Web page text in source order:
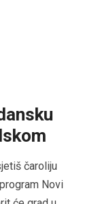
čaroliju
Novi